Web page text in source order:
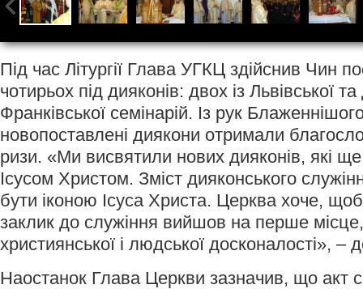
Під час Літургії Глава УГКЦ здійснив Чин
чотирьох під дияконів: двох із Львівської
Франківської семінарій. Із рук
новопоставлені диякони отримали
ризи. «Ми висвятили нових дияконів, які
Ісусом Христом. Зміст дияконського
бути іконою Ісуса Христа. Церква хоче, щоб
заклик до служіння вийшов на перше
християнської і людської досконалості»,
Наостанок Глава Церкви зазначив, що акт